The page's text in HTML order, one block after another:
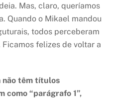
Mas, claro, queríamos
Quando o Mikael mandou
todos perceberam
felizes de voltar a
não têm títulos
como “parágrafo 1”,